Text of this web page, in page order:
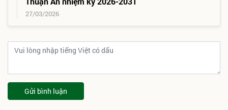
27/03/2026
Gửi bình luận